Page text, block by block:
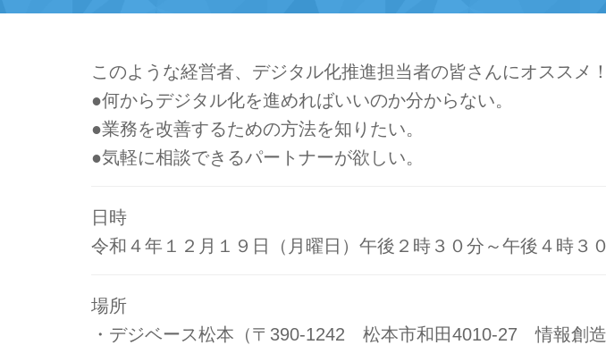
このような経営者、デジタル化推進担当者の皆さんにオススメ！
●何からデジタル化を進めればいいのか分からない。
●業務を改善するための方法を知りたい。
●気軽に相談できるパートナーが欲しい。
日時
令和４年１２月１９日（月曜日）午後２時３０分～午後４時３
場所
・デジベース松本（〒390-1242 松本市和田4010-27 情報創造